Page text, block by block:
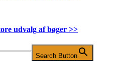
udvalg af bøger >>
Search Button